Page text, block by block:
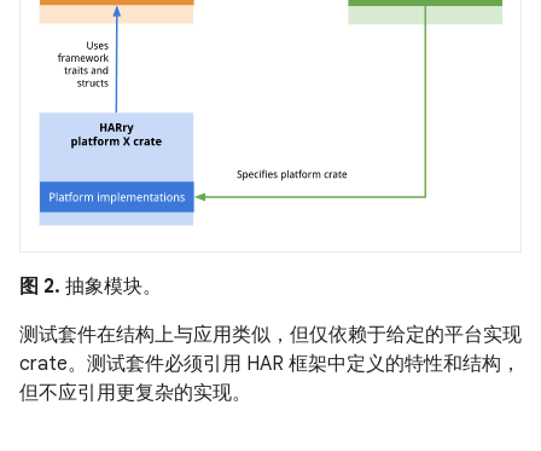
图 2. 抽象模块。
测试套件在结构上与应用类似，但仅依赖于给定的平台实现
crate。测试套件必须引用 HAR 框架中定义的特性和结构，
但不应引用更复杂的实现。